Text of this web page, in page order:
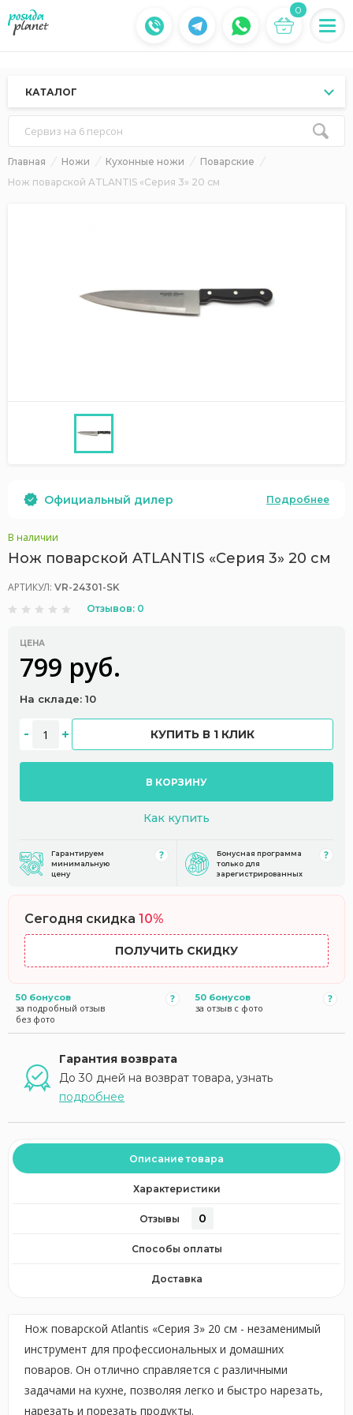
0
КАТАЛОГ
Сервиз на 6 персон
Главная Ножи Кухонные ножи
Поварские
Нож поварской ATLANTIS «Серия 3» 20 см
Официальный дилер Подробнее
В наличии
Нож поварской ATLANTIS «Серия 3» 20 см
АРТИКУЛ: VR-24301-SK
Отзывов: 0
ЦЕНА
799 руб.
На складе: 10
КУПИТЬ В 1 КЛИК
В КОРЗИНУ
Как купить
Гарантируем
минимальную
цену
Бонусная программа
только для
зарегистрированных
Сегодня скидка 10%
ПОЛУЧИТЬ СКИДКУ
50 бонусов
за подробный отзыв
без фото
50 бонусов
за отзыв с фото
Гарантия возврата
До 30 дней на возврат товара, узнать
подробнее
Описание товара
Характеристики
Отзывы 0
Способы оплаты
Доставка
Нож поварской Atlantis «Серия 3» 20 см - незаменимый
инструмент для профессиональных и домашних
поваров. Он отлично справляется с различными
задачами на кухне, позволяя легко и быстро нарезать,
нарезать и порезать продукты.